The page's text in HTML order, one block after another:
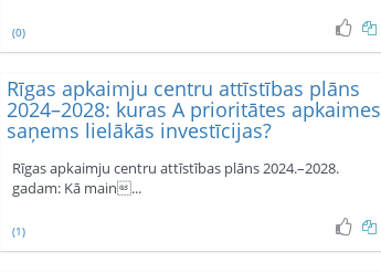
(0)
Rīgas apkaimju centru attīstības plāns
2024–2028: kuras A prioritātes apkaimes
saņems lielākās investīcijas?
Rīgas apkaimju centru attīstības plāns 2024.–2028.
gadam: Kā main...
(1)